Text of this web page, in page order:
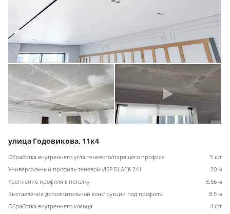
улица Годовикова, 11к4
Обработка внутреннего угла теневого/парящего профиля
5 шт
Универсальный профиль теневой VISP BLACK 241
20 м
Крепление профиля к потолку
8.56 м
Выставление дополнительной конструкции под профиль
8.5 м
Обработка внутреннего кольца
4 шт